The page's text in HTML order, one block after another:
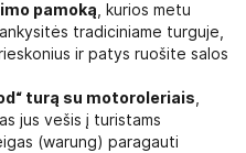
pamoką , kurios metu
tradiciniame turguje,
ir patys ruošite salos
turą su motoroleriais
jus vešis į turistams
(warung) paragauti